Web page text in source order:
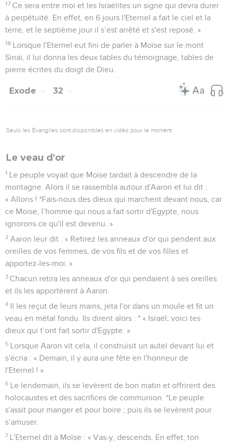
17 Ce sera entre moi et les Israélites un signe qui devra durer
à perpétuité. En effet, en 6 jours l'Eternel a fait le ciel et la
terre, et le septième jour il s’est arrêté et s'est reposé. »
18 Lorsque l'Eternel eut fini de parler à Moïse sur le mont
Sinaï, il lui donna les deux tables du témoignage, tables de
pierre écrites du doigt de Dieu.
Exode 32
Seuls les Évangiles sont disponibles en vidéo pour le moment.
Le veau d'or
1 Le peuple voyait que Moïse tardait à descendre de la
montagne. Alors il se rassembla autour d'Aaron et lui dit :
« Allons ! *Fais-nous des dieux qui marchent devant nous, car
ce Moïse, l’homme qui nous a fait sortir d'Egypte, nous
ignorons ce qu'il est devenu. »
2 Aaron leur dit : « Retirez les anneaux d'or qui pendent aux
oreilles de vos femmes, de vos fils et de vos filles et
apportez-les-moi. »
3 Chacun retira les anneaux d'or qui pendaient à ses oreilles
et ils les apportèrent à Aaron.
4 Il les reçut de leurs mains, jeta l'or dans un moule et fit un
veau en métal fondu. Ils dirent alors : * « Israël, voici tes
dieux qui t’ont fait sortir d'Egypte. »
5 Lorsque Aaron vit cela, il construisit un autel devant lui et
s'écria : « Demain, il y aura une fête en l'honneur de
l'Eternel ! »
6 Le lendemain, ils se levèrent de bon matin et offrirent des
holocaustes et des sacrifices de communion. *Le peuple
s'assit pour manger et pour boire ; puis ils se levèrent pour
s’amuser.
7 L'Eternel dit à Moïse : « Vas-y, descends. En effet, ton